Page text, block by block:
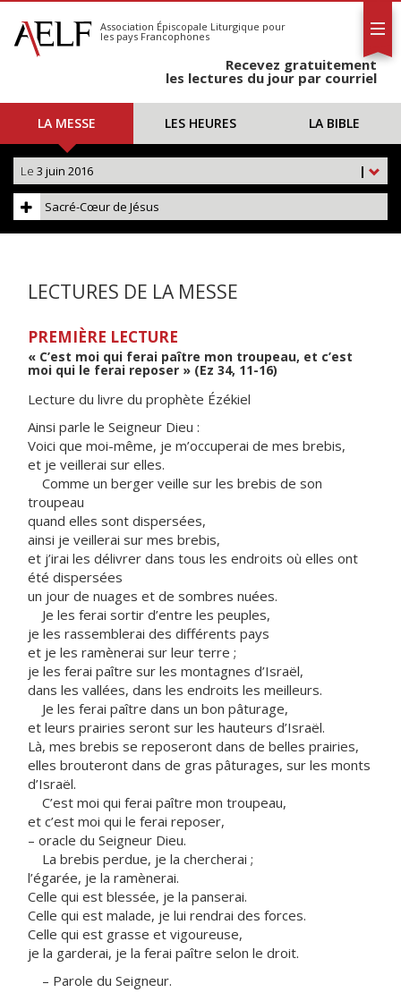
S'abonner
Calendrier
Association Épiscopale Liturgique pour
les pays Francophones
Recevez gratuitement
les lectures du jour par courriel
LA MESSE LES HEURES LA BIBLE
|
Le 3 juin 2016
Sacré-Cœur de Jésus
LECTURES DE LA MESSE
PREMIÈRE LECTURE
« C’est moi qui ferai paître mon troupeau, et c’est
moi qui le ferai reposer » (Ez 34, 11-16)
Lecture du livre du prophète Ézékiel
Ainsi parle le Seigneur Dieu :
Voici que moi-même, je m’occuperai de mes brebis,
et je veillerai sur elles.
Comme un berger veille sur les brebis de son
troupeau
quand elles sont dispersées,
ainsi je veillerai sur mes brebis,
et j’irai les délivrer dans tous les endroits où elles ont
été dispersées
un jour de nuages et de sombres nuées.
Je les ferai sortir d’entre les peuples,
je les rassemblerai des différents pays
et je les ramènerai sur leur terre ;
je les ferai paître sur les montagnes d’Israël,
dans les vallées, dans les endroits les meilleurs.
Je les ferai paître dans un bon pâturage,
et leurs prairies seront sur les hauteurs d’Israël.
Là, mes brebis se reposeront dans de belles prairies,
elles brouteront dans de gras pâturages, sur les monts
d’Israël.
C’est moi qui ferai paître mon troupeau,
et c’est moi qui le ferai reposer,
– oracle du Seigneur Dieu.
La brebis perdue, je la chercherai ;
l’égarée, je la ramènerai.
Celle qui est blessée, je la panserai.
Celle qui est malade, je lui rendrai des forces.
Celle qui est grasse et vigoureuse,
je la garderai, je la ferai paître selon le droit.
– Parole du Seigneur.